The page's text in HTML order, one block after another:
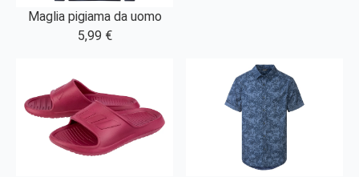
Maglia pigiama da uomo
5,99 €